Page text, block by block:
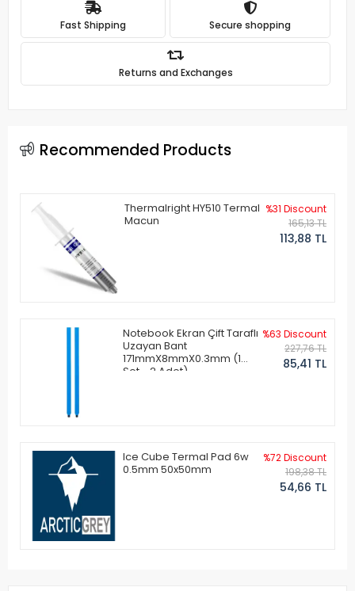
Fast Shipping Secure shopping
Returns and Exchanges
Recommended Products
Thermalright HY510 Termal
Macun
%31 Discount
165,13 TL
113,88 TL
Notebook Ekran Çift Taraflı
Uzayan Bant
171mmX8mmX0.3mm (1
Set - 2 Adet)
%63 Discount
227,76 TL
85,41 TL
Ice Cube Termal Pad 6w
0.5mm 50x50mm
%72 Discount
198,38 TL
54,66 TL